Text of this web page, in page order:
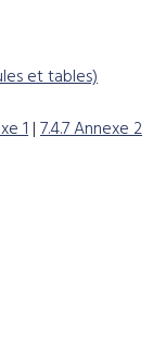
et tables)
1|7.4.7 Annexe 2